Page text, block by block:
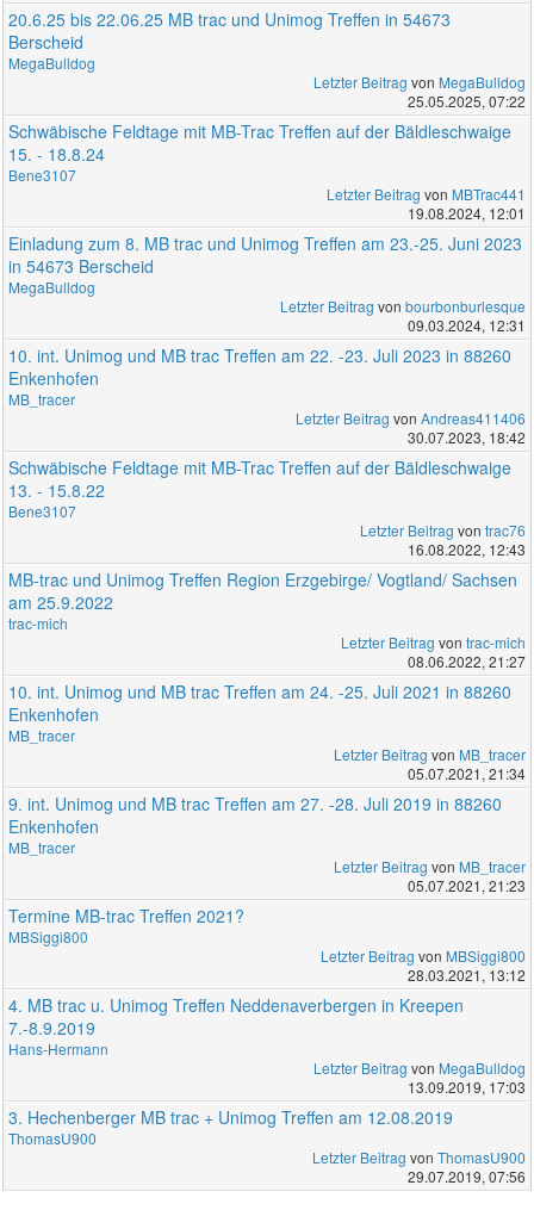
20.6.25 bis 22.06.25 MB trac und Unimog Treffen in 54673
Berscheid
MegaBulldog
Letzter Beitrag von MegaBulldog
25.05.2025, 07:22
Schwäbische Feldtage mit MB-Trac Treffen auf der Bäldleschwaige
15. - 18.8.24
Bene3107
Letzter Beitrag von MBTrac441
19.08.2024, 12:01
Einladung zum 8. MB trac und Unimog Treffen am 23.-25. Juni 2023
in 54673 Berscheid
MegaBulldog
Letzter Beitrag von bourbonburlesque
09.03.2024, 12:31
10. int. Unimog und MB trac Treffen am 22. -23. Juli 2023 in 88260
Enkenhofen
MB_tracer
Letzter Beitrag von Andreas411406
30.07.2023, 18:42
Schwäbische Feldtage mit MB-Trac Treffen auf der Bäldleschwaige
13. - 15.8.22
Bene3107
Letzter Beitrag von trac76
16.08.2022, 12:43
MB-trac und Unimog Treffen Region Erzgebirge/ Vogtland/ Sachsen
am 25.9.2022
trac-mich
Letzter Beitrag von trac-mich
08.06.2022, 21:27
10. int. Unimog und MB trac Treffen am 24. -25. Juli 2021 in 88260
Enkenhofen
MB_tracer
Letzter Beitrag von MB_tracer
05.07.2021, 21:34
9. int. Unimog und MB trac Treffen am 27. -28. Juli 2019 in 88260
Enkenhofen
MB_tracer
Letzter Beitrag von MB_tracer
05.07.2021, 21:23
Termine MB-trac Treffen 2021?
MBSiggi800
Letzter Beitrag von MBSiggi800
28.03.2021, 13:12
4. MB trac u. Unimog Treffen Neddenaverbergen in Kreepen
7.-8.9.2019
Hans-Hermann
Letzter Beitrag von MegaBulldog
13.09.2019, 17:03
3. Hechenberger MB trac + Unimog Treffen am 12.08.2019
ThomasU900
Letzter Beitrag von ThomasU900
29.07.2019, 07:56